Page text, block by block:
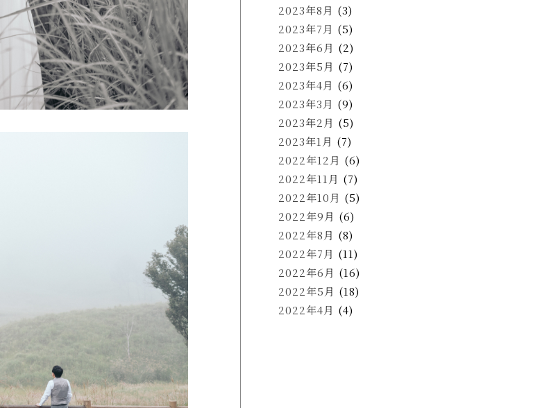
2023年8月 (3)
2023年7月 (5)
2023年6月 (2)
2023年5月 (7)
2023年4月 (6)
2023年3月 (9)
2023年2月 (5)
2023年1月 (7)
2022年12月 (6)
2022年11月 (7)
2022年10月 (5)
2022年9月 (6)
2022年8月 (8)
2022年7月 (11)
2022年6月 (16)
2022年5月 (18)
2022年4月 (4)